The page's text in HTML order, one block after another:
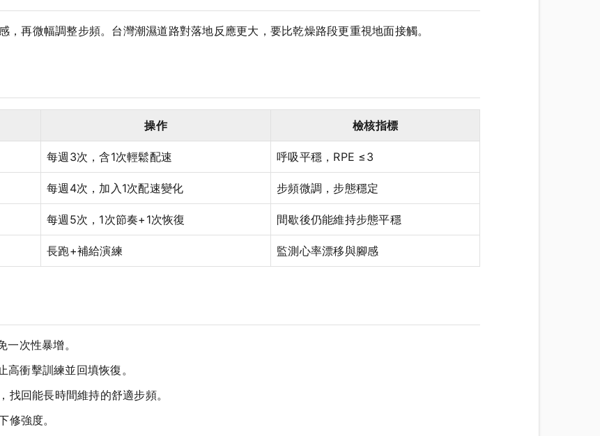
，再微幅調整步頻。台灣潮濕道路對落地反應更大，要比乾燥路段更重視地面接觸。
操作 檢核指標
每週3次，含1次輕鬆配速 呼吸平穩，RPE ≤3
每週4次，加入1次配速變化 步頻微調，步態穩定
每週5次，1次節奏+1次恢復 間歇後仍能維持步態平穩
長跑+補給演練 監測心率漂移與腳感
次性暴增。
衝擊訓練並回填恢復。
回能長時間維持的舒適步頻。
修強度。